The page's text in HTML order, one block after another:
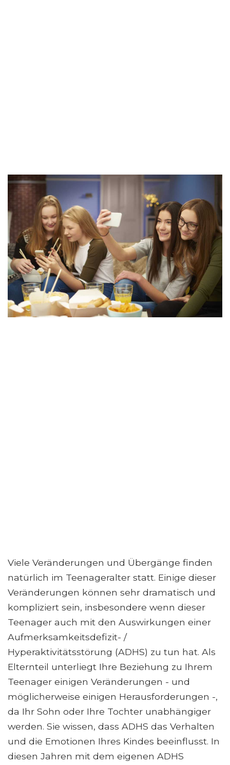
Viele Veränderungen und Übergänge finden
natürlich im Teenageralter statt. Einige dieser
Veränderungen können sehr dramatisch und
kompliziert sein, insbesondere wenn dieser
Teenager auch mit den Auswirkungen einer
Aufmerksamkeitsdefizit- /
Hyperaktivitätsstörung (ADHS) zu tun hat. Als
Elternteil unterliegt Ihre Beziehung zu Ihrem
Teenager einigen Veränderungen - und
möglicherweise einigen Herausforderungen -,
da Ihr Sohn oder Ihre Tochter unabhängiger
werden. Sie wissen, dass ADHS das Verhalten
und die Emotionen Ihres Kindes beeinflusst. In
diesen Jahren mit dem eigenen ADHS